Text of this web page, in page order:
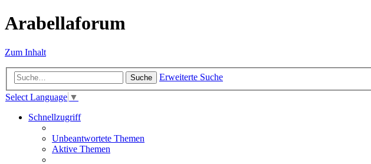
Arabellaforum
Zum Inhalt
Suche
Erweiterte Suche
Select Language ▼
Schnellzugriff
Unbeantwortete Themen
Aktive Themen